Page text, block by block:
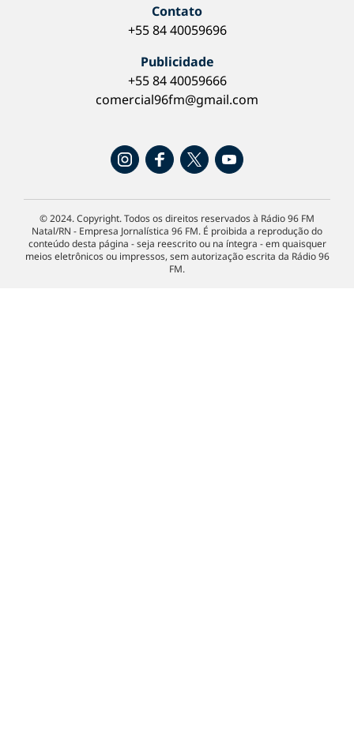
Contato
+55 84 40059696
Publicidade
+55 84 40059666
comercial96fm@gmail.com
© 2024. Copyright. Todos os direitos reservados à Rádio 96 FM
Natal/RN - Empresa Jornalística 96 FM. É proibida a reprodução do
conteúdo desta página - seja reescrito ou na íntegra - em quaisquer
meios eletrônicos ou impressos, sem autorização escrita da Rádio 96
FM.